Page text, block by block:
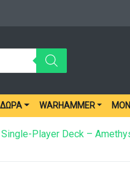
ΔΏΡΑ WARHAMMER
Player Deck –